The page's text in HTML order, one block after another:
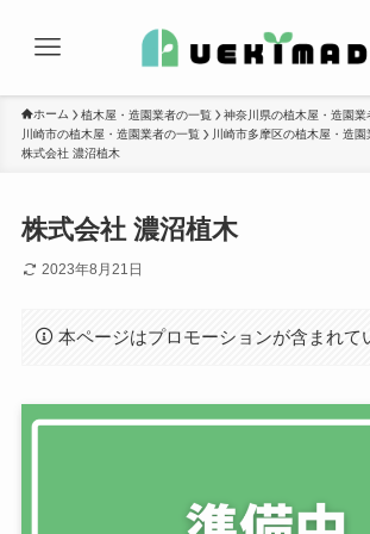
ホーム 植木屋・造園業者の一覧
神奈川県の植木屋・造園業
川崎市の植木屋・造園業者の一覧
川崎市多摩区の植木屋・造
株式会社 濃沼植木
株式会社 濃沼植木
2023年8月21日
本ページはプロモーションが含まれて